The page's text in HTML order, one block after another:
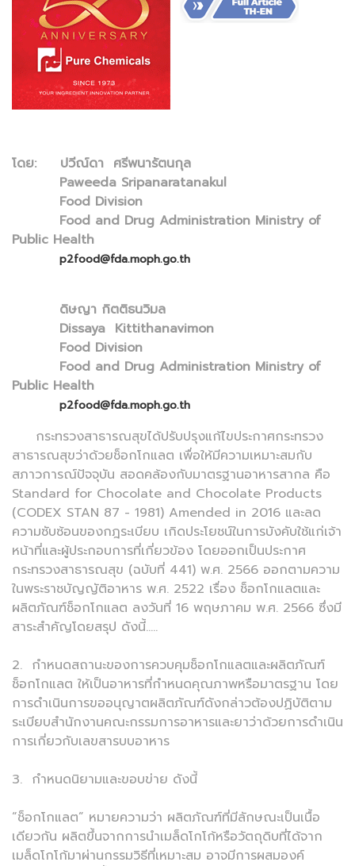
โดย: ปวีณ์ดา ศรีพนารัตนกุล
Paweeda Sripanaratanakul
Food Division
Food and Drug Administration Ministry of
Public Health
p2food@fda.moph.go.th
ดิษญา กิตติธนวิมล
Dissaya Kittithanavimon
Food Division
Food and Drug Administration Ministry of
Public Health
p2food@fda.moph.go.th
กระทรวงสาธารณสุขได้ปรับปรุงแก้ไขประกาศกระทรวง
สาธารณสุขว่าด้วยช็อกโกแลต เพื่อให้มีความเหมาะสมกับ
สภาวการณ์ปัจจุบัน สอดคล้องกับมาตรฐานอาหารสากล คือ
Standard for Chocolate and Chocolate Products
(CODEX STAN 87 - 1981) Amended in 2016 และลด
ความซับซ้อนของกฎระเบียบ เกิดประโยชน์ในการบังคับใช้แก่เจ้า
หน้าที่และผู้ประกอบการที่เกี่ยวข้อง โดยออกเป็นประกาศ
กระทรวงสาธารณสุข (ฉบับที่ 441) พ.ศ. 2566 ออกตามความ
ในพระราชบัญญัติอาหาร พ.ศ. 2522 เรื่อง ช็อกโกแลตและ
ผลิตภัณฑ์ช็อกโกแลต ลงวันที่ 16 พฤษภาคม พ.ศ. 2566 ซึ่งมี
สาระสำคัญโดยสรุป ดังนี้…..
2. กำหนดสถานะของการควบคุมช็อกโกแลตและผลิตภัณฑ์
ช็อกโกแลต ให้เป็นอาหารที่กำหนดคุณภาพหรือมาตรฐาน โดย
การดำเนินการขออนุญาตผลิตภัณฑ์ดังกล่าวต้องปฏิบัติตาม
ระเบียบสำนักงานคณะกรรมการอาหารและยาว่าด้วยการดำเนิน
การเกี่ยวกับเลขสารบบอาหาร
3. กำหนดนิยามและขอบข่าย ดังนี้
“ช็อกโกแลต” หมายความว่า ผลิตภัณฑ์ที่มีลักษณะเป็นเนื้อ
เดียวกัน ผลิตขึ้นจากการนำเมล็ดโกโก้หรือวัตถุดิบที่ได้จาก
เมล็ดโกโก้มาผ่านกรรมวิธีที่เหมาะสม อาจมีการผสมองค์